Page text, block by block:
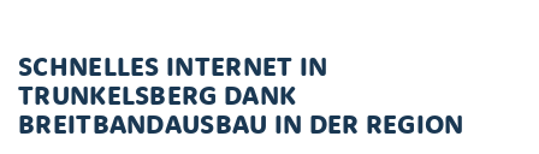
SCHNELLES INTERNET IN
TRUNKELSBERG DANK
BREITBANDAUSBAU IN DER REGION